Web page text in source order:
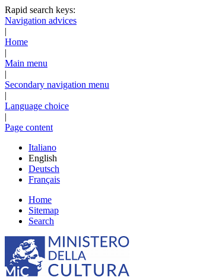
Rapid search keys:
Navigation advices
|
Home
|
Main menu
|
Secondary navigation menu
|
Language choice
|
Page content
Italiano
English
Deutsch
Français
Home
Sitemap
Search